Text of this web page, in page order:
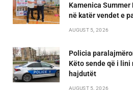
Kamenica Summer
në katër vendet e
AUGUST 5, 2026
Policia
Këto sende që i lini
hajdutët
AUGUST 5, 2026